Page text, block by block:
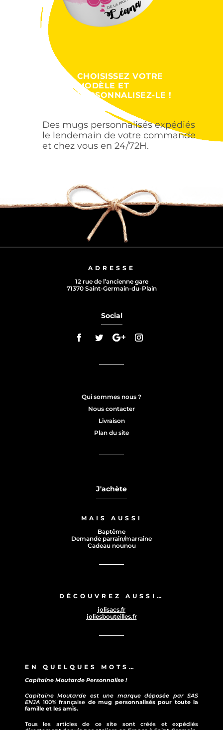
CHOISISSEZ VOTRE
MODÈLE ET
PERSONNALISEZ-LE !
Des mugs personnalisés expédiés
le lendemain de votre commande
et chez vous en 24/72H.
ADRESSE
12 rue de l’ancienne gare
71370 Saint-Germain-du-Plain
Social
Qui sommes nous ?
Nous contacter
Livraison
Plan du site
J'achète
MAIS AUSSI
Baptême
Demande parrain/marraine
Cadeau nounou
DÉCOUVREZ AUSSI…
jolisacs.fr
joliesbouteilles.fr
EN QUELQUES MOTS…
Capitaine Moutarde Personnalise !
Capitaine Moutarde est une marque déposée par SAS
ENJA 100% française de mug personnalisés pour toute la
famille et les amis.
Tous les articles de ce site sont créés et expédiés